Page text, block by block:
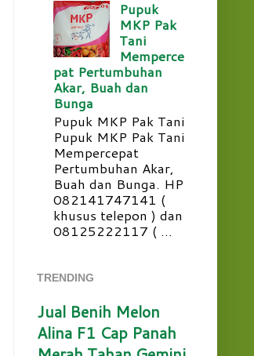
Pupuk
MKP Pak
Tani
Memperce
pat Pertumbuhan
Akar, Buah dan
Bunga
Pupuk MKP Pak Tani
Pupuk MKP Pak Tani
Mempercepat
Pertumbuhan Akar,
Buah dan Bunga. HP
082141747141 (
khusus telepon ) dan
08125222117 ( ...
TRENDING
Jual Benih Melon
Alina F1 Cap Panah